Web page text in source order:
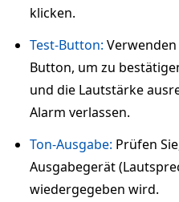
klicken.
Test-Button:
Button, um zu
und die Lautstärke
Alarm verlassen.
Ton-Ausgabe: Prüfen
Ausgabegerät
wiedergegeben wird.